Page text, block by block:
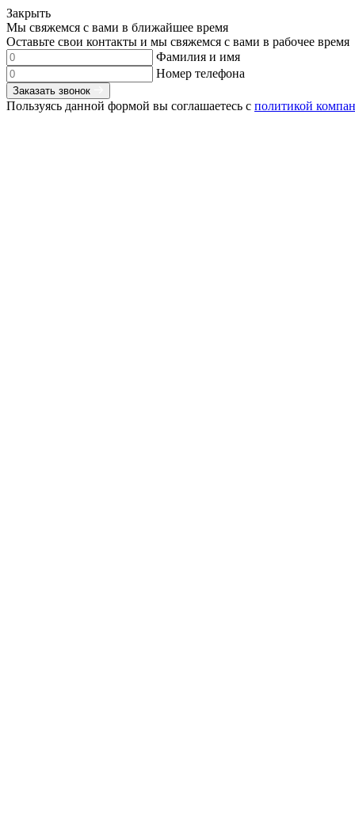
Закрыть
Мы свяжемся с вами в ближайшее время
Оставьте свои контакты и мы свяжемся с вами в рабочее время
Фамилия и имя
Номер телефона
Заказать звонок
Пользуясь данной формой вы соглашаетесь с политикой